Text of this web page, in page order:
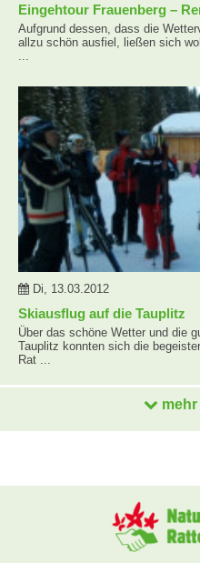
Eingehtour Frauenberg –
Aufgrund dessen, dass die
allzu schön ausfiel, ließen sich
Di, 13.03.2012
Skiausflug auf die Tauplitz
Über das schöne Wetter und die
Tauplitz konnten sich die
Rat ...